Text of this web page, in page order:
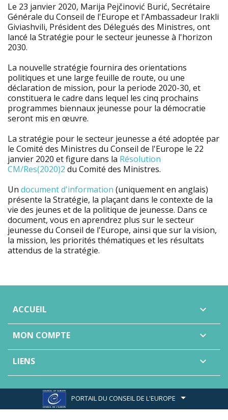
Le 23 janvier 2020, Marija Pejčinović Burić, Secrétaire
Générale du Conseil de l'Europe et l'Ambassadeur Irakli
Giviashvili, Président des Délegués des Ministres, ont
lancé la Stratégie pour le secteur jeunesse à l'horizon
2030.
La nouvelle stratégie fournira des orientations
politiques et une large feuille de route, ou une
déclaration de mission, pour la periode 2020-30, et
constituera le cadre dans lequel les cinq prochains
programmes biennaux jeunesse pour la démocratie
seront mis en œuvre.
La stratégie pour le secteur jeunesse a été adoptée par
le Comité des Ministres du Conseil de l'Europe le 22
janvier 2020 et figure dans la Résolution
CM/Res(2020)2 du Comité des Ministres.
Un document d'information (uniquement en anglais)
présente la Stratégie, la plaçant dans le contexte de la
vie des jeunes et de la politique de jeunesse. Dans ce
document, vous en aprendrez plus sur le secteur
jeunesse du Conseil de l'Europe, ainsi que sur la vision,
la mission, les priorités thématiques et les résultats
attendus de la stratégie.
ACCUEIL 
MON COMPTE 
LIENS 
PORTAIL DU CONSEIL DE L'EUROPE